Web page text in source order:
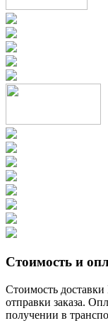
Стоимость и
Стоимость
отправки заказа.
получении в